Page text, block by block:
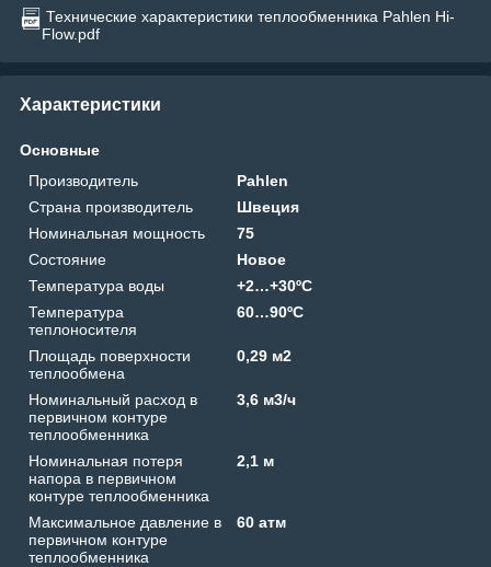
Технические характеристики теплообменника Pahlen Hi-
Flow.pdf
Характеристики
Основные
Производитель
Pahlen
Страна производитель
Швеция
Номинальная мощность
75
Состояние
Новое
Температура воды
+2…+30ºС
Температура
теплоносителя
60…90ºС
Площадь поверхности
теплообмена
0,29 м2
Номинальный расход в
первичном контуре
теплообменника
3,6 м3/ч
Номинальная потеря
напора в первичном
контуре теплообменника
2,1 м
Максимальное давление в
первичном контуре
теплообменника
60 атм